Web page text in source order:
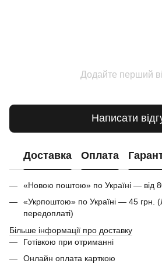
Додайте перший
Написати
Доставка Оплата
«Новою поштою» по Україні — від
«Укрпоштою» по Україні — 45 грн.
передоплаті)
Більше інформації про доставку
Готівкою при отриманні
Онлайн оплата карткою